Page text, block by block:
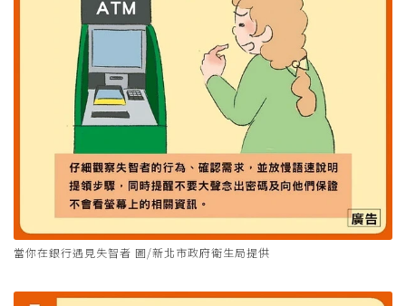
當你在銀行遇見失智者 圖/新北市政府衛生局提供